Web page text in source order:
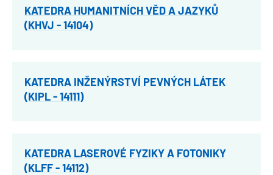
KATEDRA HUMANITNÍCH VĚD A JAZYKŮ
(KHVJ - 14104)
KATEDRA INŽENÝRSTVÍ PEVNÝCH LÁTEK
(KIPL - 14111)
KATEDRA LASEROVÉ FYZIKY A FOTONIKY
(KLFF - 14112)